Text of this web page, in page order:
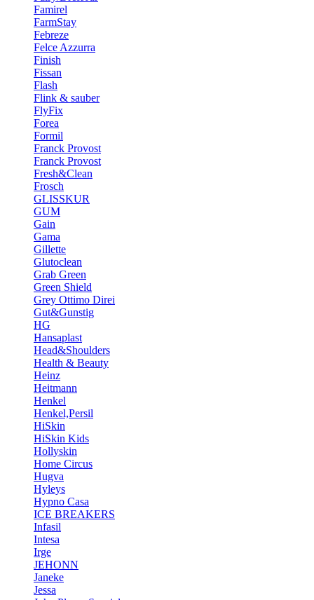
Famirel
FarmStay
Febreze
Felce Azzurra
Finish
Fissan
Flash
Flink & sauber
FlyFix
Forea
Formil
Franck Provost
Franck Provost
Fresh&Clean
Frosch
GLISSKUR
GUM
Gain
Gama
Gillette
Glutoclean
Grab Green
Green Shield
Grey Ottimo Direi
Gut&Gunstig
HG
Hansaplast
Head&Shoulders
Health & Beauty
Heinz
Heitmann
Henkel
Henkel,Persil
HiSkin
HiSkin Kids
Hollyskin
Home Circus
Hugva
Hyleys
Hypno Casa
ICE BREAKERS
Infasil
Intesa
Irge
JEHONN
Janeke
Jessa